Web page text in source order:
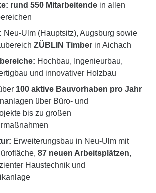
rund 550 Mitarbeitende in allen
Neu-Ulm (Hauptsitz), Augsburg sowie
ZÜBLIN Timber in Aichach
Hochbau, Ingenieurbau,
und innovativer Holzbau
100 aktive Bauvorhaben pro Jahr
über Büro- und
bis zu großen
Erweiterungsbau in Neu-Ulm mit
87 neuen Arbeitsplätzen,
Haustechnik und